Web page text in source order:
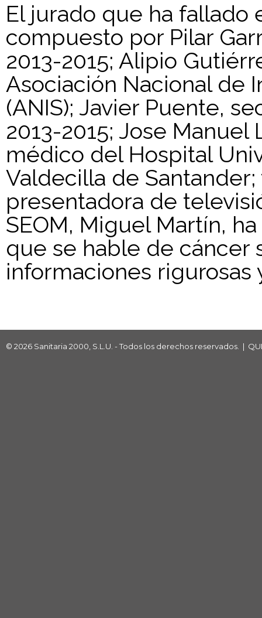
El jurado que ha fallado
compuesto por Pilar
2013-2015; Alipio
Asociación Nacional de
(ANIS); Javier Puente,
2013-2015; Jose
médico del Hospital
Valdecilla de
presentadora de
SEOM, Miguel Martín,
que se hable de cáncer
informaciones rigurosas
© 2026 Sanitaria 2000, S.L.U. - Todos los derechos reservados. |